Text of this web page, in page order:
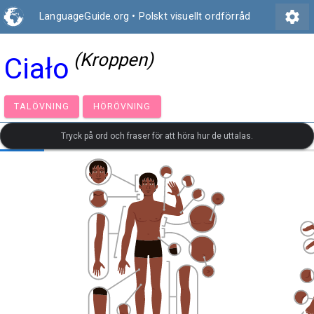
LanguageGuide.org • Polskt visuellt ordförråd settings
Ciało (Kroppen)
TALÖVNING HÖRÖVNING
Tryck på ord och fraser för att höra hur de uttalas.